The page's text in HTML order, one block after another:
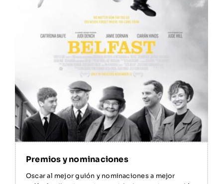
Oscar al mejor guión y nominaciones a mejor